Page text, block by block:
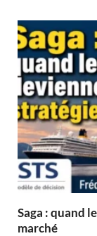
Saga : quand
marché